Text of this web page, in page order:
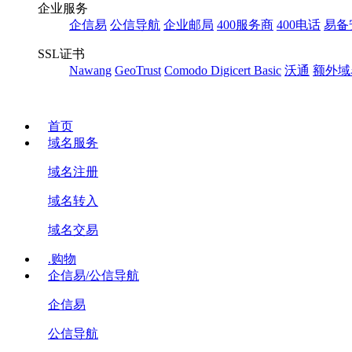
企业服务
企信易 公信导航 企业邮局 400服务商 400电话 易备
SSL证书
Nawang GeoTrust Comodo Digicert Basic 沃通 额外域
首页
域名服务
域名注册
域名转入
域名交易
.购物
企信易/公信导航
企信易
公信导航